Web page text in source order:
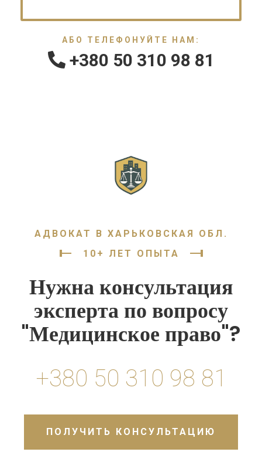
АБО ТЕЛЕФОНУЙТЕ НАМ:
+380 50 310 98 81
АДВОКАТ В ХАРЬКОВСКАЯ ОБЛ.
10+ ЛЕТ ОПЫТА
Нужна консультация
эксперта по вопросу
"Медицинское право"?
+380 50 310 98 81
ПОЛУЧИТЬ КОНСУЛЬТАЦИЮ